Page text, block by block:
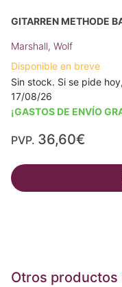
GITARREN METHODE
Marshall, Wolf
Disponible en breve
Sin stock. Si se pide
17/08/26
¡GASTOS DE ENVÍO
PVP. 36,60€
Otros